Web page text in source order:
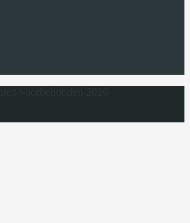
voorbehouden 2026